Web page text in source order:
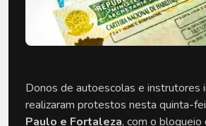
Donos de autoescolas e instrutores
realizaram protestos nesta quinta-
Paulo e Fortaleza, com o bloqueio